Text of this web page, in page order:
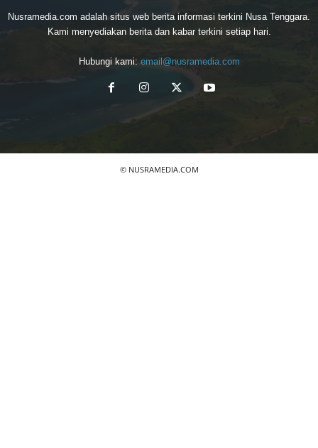
Nusramedia.com adalah situs web berita informasi terkini Nusa Tenggara.
Kami menyediakan berita dan kabar terkini setiap hari.
Hubungi kami: email@nusramedia.com
© NUSRAMEDIA.COM